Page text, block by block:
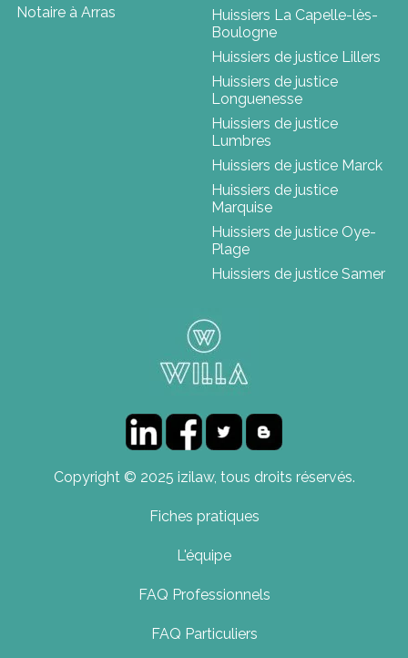
Notaire à Arras
Huissiers La Capelle-lès-
Boulogne
Huissiers de justice Lillers
Huissiers de justice
Longuenesse
Huissiers de justice
Lumbres
Huissiers de justice Marck
Huissiers de justice
Marquise
Huissiers de justice Oye-
Plage
Huissiers de justice Samer
Copyright © 2025 izilaw, tous droits réservés.
Fiches pratiques
L'équipe
FAQ Professionnels
FAQ Particuliers